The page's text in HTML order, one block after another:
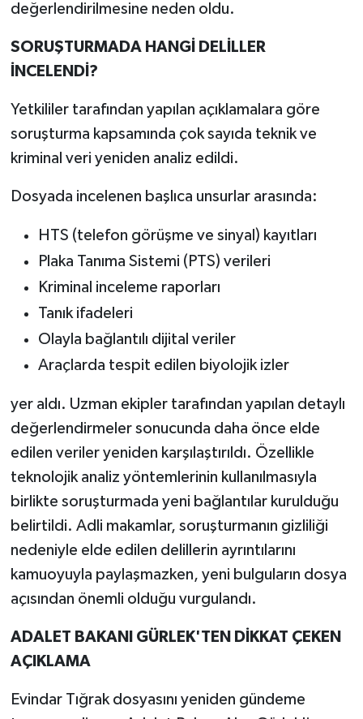
değerlendirilmesine neden oldu.
SORUŞTURMADA HANGİ DELİLLER
İNCELENDİ?
Yetkililer tarafından yapılan açıklamalara göre
soruşturma kapsamında çok sayıda teknik ve
kriminal veri yeniden analiz edildi.
Dosyada incelenen başlıca unsurlar arasında:
HTS (telefon görüşme ve sinyal) kayıtları
Plaka Tanıma Sistemi (PTS) verileri
Kriminal inceleme raporları
Tanık ifadeleri
Olayla bağlantılı dijital veriler
Araçlarda tespit edilen biyolojik izler
yer aldı. Uzman ekipler tarafından yapılan detaylı
değerlendirmeler sonucunda daha önce elde
edilen veriler yeniden karşılaştırıldı. Özellikle
teknolojik analiz yöntemlerinin kullanılmasıyla
birlikte soruşturmada yeni bağlantılar kurulduğu
belirtildi. Adli makamlar, soruşturmanın gizliliği
nedeniyle elde edilen delillerin ayrıntılarını
kamuoyuyla paylaşmazken, yeni bulguların dosya
açısından önemli olduğu vurgulandı.
ADALET BAKANI GÜRLEK'TEN DİKKAT ÇEKEN
AÇIKLAMA
Evindar Tığrak dosyasını yeniden gündeme